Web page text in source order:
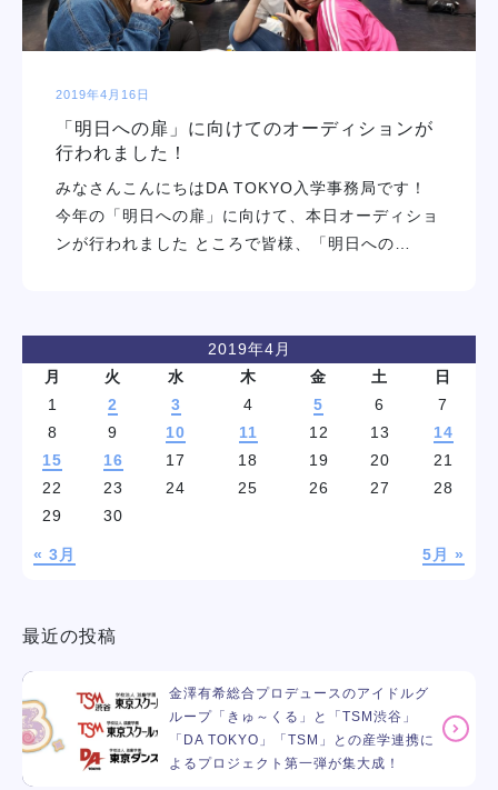
2019年4月16日
「明日への扉」に向けてのオーディションが
行われました！
みなさんこんにちはDA TOKYO入学事務局です！
今年の「明日への扉」に向けて、本日オーディショ
ンが行われました ところで皆様、「明日への…
2019年4月
月
火 水 木 金 土 日
« 3月 5月 »
1 2 3 4 5 6
7
8
9 10 11 12 13
14
15
16 17 18 19 20
21
22
23 24 25 26 27
28
29
30
最近の投稿
金澤有希総合プロデュースのアイドルグ
ループ「きゅ～くる」と「TSM渋谷」
「DA TOKYO」「TSM」との産学連携に
よるプロジェクト第一弾が集大成！
就職・デビュー
入学案内
訪問者別